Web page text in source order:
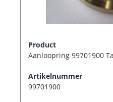
Product
Aanloopring 99701900
Artikelnummer
99701900